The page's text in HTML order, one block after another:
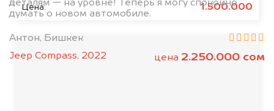
Цена: 1.500.000
деталям — на уровне! Теперь я могу спокойно
думать о новом автомобиле.
Антон, Бишкек
Jeep Compass, 2022
цена 2.250.000 сом
организацией и запрещённой на территории РФ